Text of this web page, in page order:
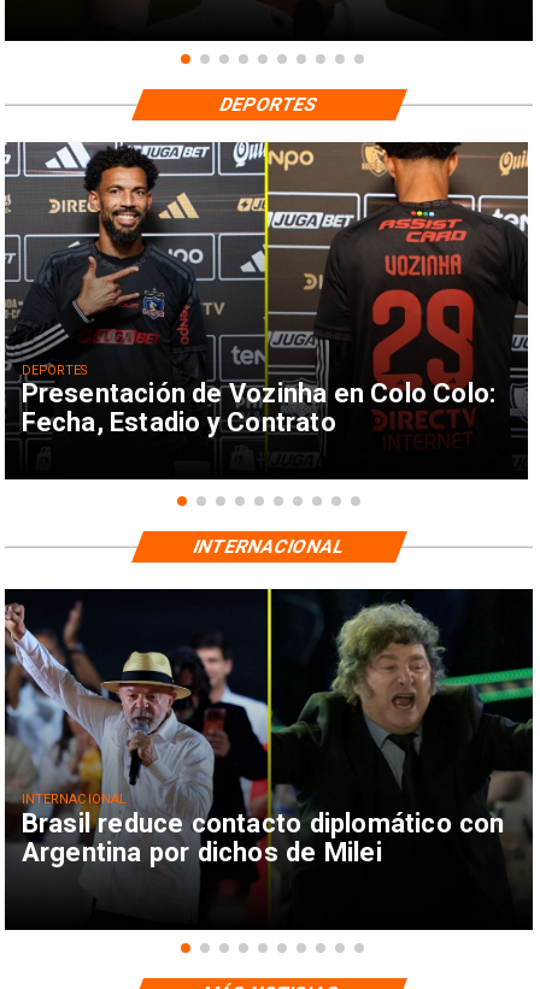
Presentación de Vozinha en Colo Colo:
Fecha, Estadio y Contrato
DEPORTES
DEPORTES
Brasil reduce contacto diplomático con
Argentina por dichos de Milei
INTERNACIONAL
INTERNACIONAL